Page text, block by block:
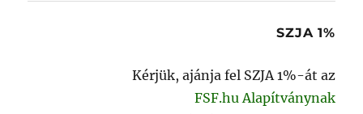
SZJA 1%
Kérjük, ajánja fel SZJA 1%-át az
FSF.hu Alapítványnak